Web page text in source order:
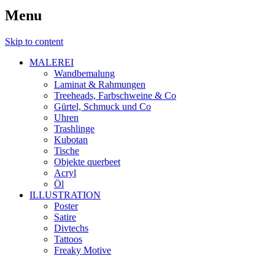
Menu
Skip to content
MALEREI
Wandbemalung
Laminat & Rahmungen
Treeheads, Farbschweine & Co
Gürtel, Schmuck und Co
Uhren
Trashlinge
Kubotan
Tische
Objekte querbeet
Acryl
Öl
ILLUSTRATION
Poster
Satire
Divtechs
Tattoos
Freaky Motive